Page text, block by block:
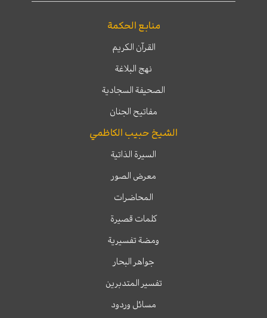
منابع الحكمة
القرآن الكريم
نهج البلاغة
الصحيفة السجادية
مفاتيح الجنان
الشيخ حبيب الكاظمي
السيرة الذاتية
معرض الصور
المحاضرات
كلمات قصيرة
ومضة تفسيرية
جواهر البحار
تفسير المتدبرين
مسائل وردود